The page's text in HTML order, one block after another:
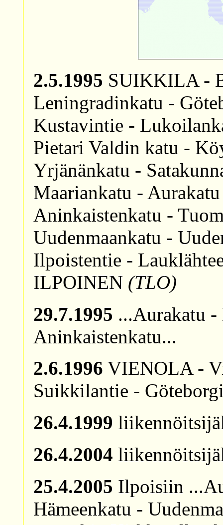
2.5.1995 SUIKKILA -
Leningradinkatu -
Kustavintie -
Pietari Valdin katu -
Yrjänänkatu -
Maariankatu -
Aninkaistenkatu -
Uudenmaankatu -
Ilpoistentie -
ILPOINEN (TLO)
29.7.1995 ...Aurakatu
Aninkaistenkatu...
2.6.1996 VIENOLA -
Suikkilantie -
26.4.1999
26.4.2004
25.4.2005 Ilpoisiin
Hämeenkatu -